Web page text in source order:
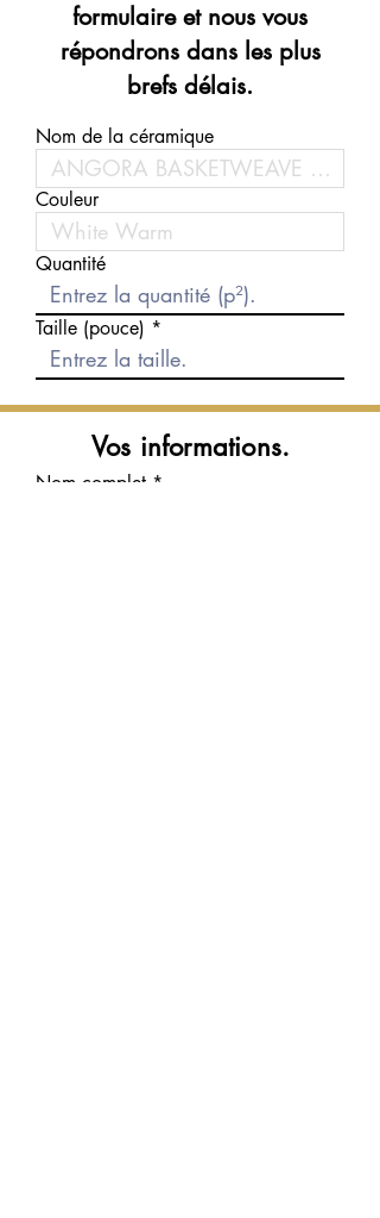
formulaire et nous vous
répondrons dans les plus
brefs délais.
Nom de la céramique
Couleur
Quantité
Taille (pouce)
Vos informations.
Nom complet